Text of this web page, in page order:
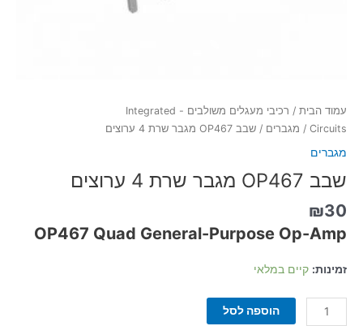
עמוד הבית /
רכיבי מעגלים משולבים - Integrated
Circuits
/ מגברים / שבב OP467 מגבר שרת 4 ערוצים
מגברים
שבב OP467 מגבר שרת 4 ערוצים
₪30
OP467 Quad General-Purpose Op-Amp
זמינות: קיים במלאי
הוספה לסל